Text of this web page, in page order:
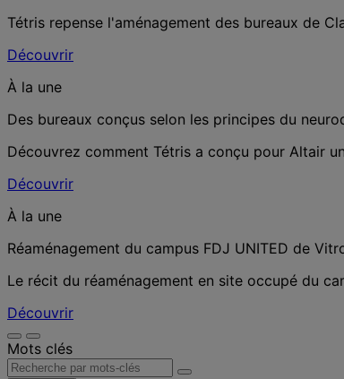
Tétris repense l'aménagement des bureaux de
Découvrir
À la une
Des bureaux conçus selon les principes du
Découvrez comment Tétris a conçu pour Altair
Découvrir
À la une
Réaménagement du campus FDJ UNITED de
Le récit du réaménagement en site occupé du
Découvrir
Mots clés